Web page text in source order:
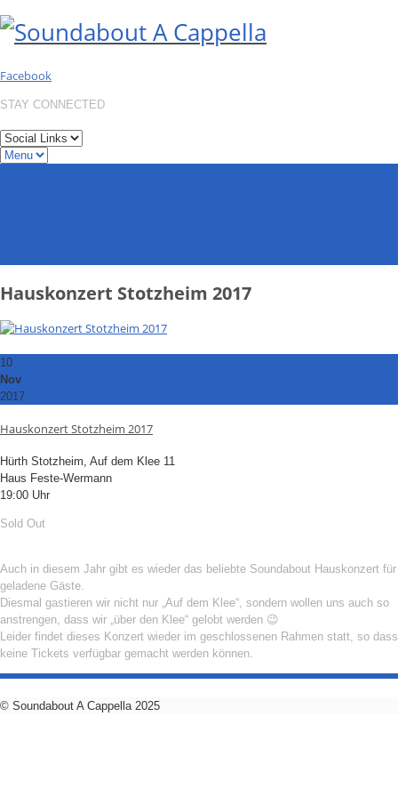
Facebook
STAY CONNECTED
Hauskonzert Stotzheim 2017
10
Nov
2017
Hauskonzert Stotzheim 2017
Hürth Stotzheim, Auf dem Klee 11
Haus Feste-Wermann
19:00 Uhr
Sold Out
Auch in diesem Jahr gibt es wieder das beliebte Soundabout Hauskonzert für
geladene Gäste.
Diesmal gastieren wir nicht nur „Auf dem Klee“, sondern wollen uns auch so
anstrengen, dass wir „über den Klee“ gelobt werden 😉
Leider findet dieses Konzert wieder im geschlossenen Rahmen statt, so dass
keine Tickets verfügbar gemacht werden können.
© Soundabout A Cappella 2025